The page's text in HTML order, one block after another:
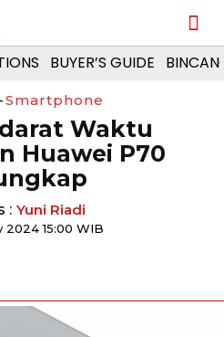
BUYER’S GUIDE
Smartphone
Waktu
Huawei P70
: Yuni Riadi
2024 15:00 WIB